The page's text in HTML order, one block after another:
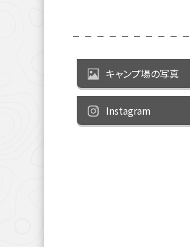
キャンプ場の写真
Instagram